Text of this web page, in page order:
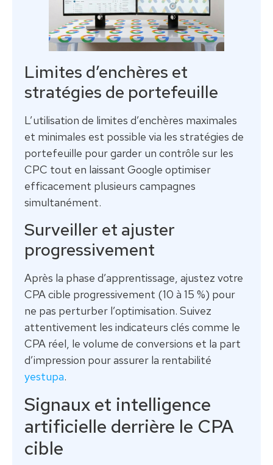
Limites d’enchères et
stratégies de portefeuille
L’utilisation de limites d’enchères maximales
et minimales est possible via les stratégies de
portefeuille pour garder un contrôle sur les
CPC tout en laissant Google optimiser
efficacement plusieurs campagnes
simultanément.
Surveiller et ajuster
progressivement
Après la phase d’apprentissage, ajustez votre
CPA cible progressivement (10 à 15 %) pour
ne pas perturber l’optimisation. Suivez
attentivement les indicateurs clés comme le
CPA réel, le volume de conversions et la part
d’impression pour assurer la rentabilité
yestupa.
Signaux et intelligence
artificielle derrière le CPA
cible